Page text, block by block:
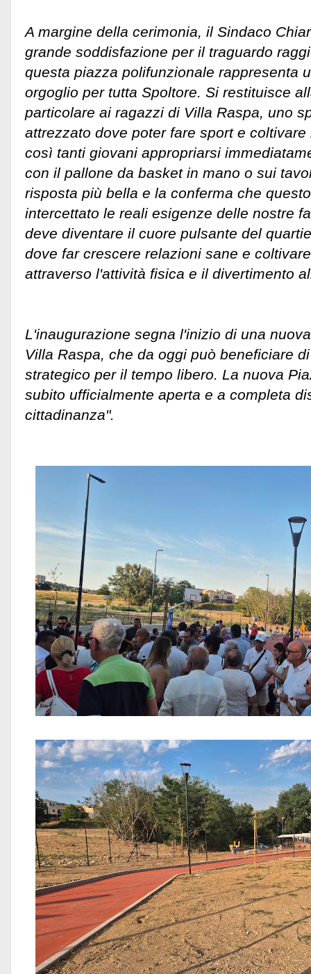
A margine della cerimonia, il Sindaco
grande soddisfazione per il traguardo
questa piazza polifunzionale rappresenta
orgoglio per tutta Spoltore. Si restituisce
particolare ai ragazzi di Villa Raspa, uno
attrezzato dove poter fare sport e
così tanti giovani appropriarsi
con il pallone da basket in mano o sui
risposta più bella e la conferma che
intercettato le reali esigenze delle nostre
deve diventare il cuore pulsante del
dove far crescere relazioni sane e
attraverso l'attività fisica e il divertimento
L'inaugurazione segna l'inizio di una
Villa Raspa, che da oggi può beneficiare
strategico per il tempo libero. La nuova
subito ufficialmente aperta e a completa
cittadinanza".